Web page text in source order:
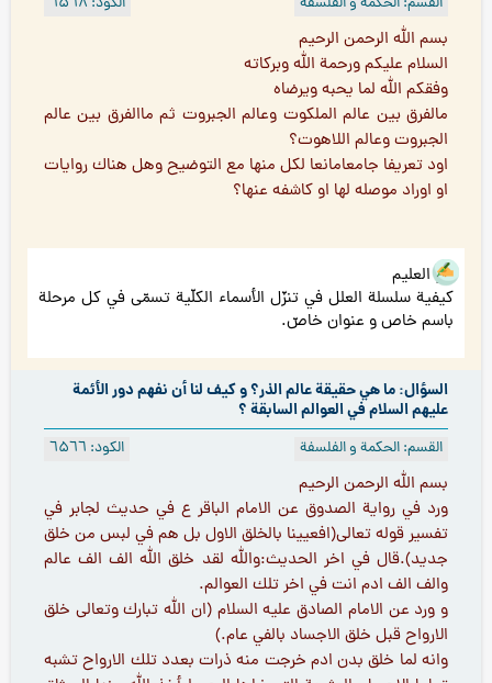
بسم الله الرحمن الرحيم
السلام عليكم ورحمة الله وبركاته
وفقكم الله لما يحبه ويرضاه
مالفرق بين عالم الملكوت وعالم الجبروت ثم ماالفرق بين عالم
الجبروت وعالم اللاهوت؟
اود تعريفا جامعامانعا لكل منها مع التوضيح وهل هناك روايات
او اوراد موصله لها او كاشفه عنها؟
هو العليم
كيفية سلسلة العلل في تنزّل الأسماء الكلّية تسمّى في كل مرحلة
باسم خاص و عنوان خاصّ.
السؤال: ما هي حقيقة عالم الذر؟ و كيف لنا أن نفهم دور الأئمة
عليهم السلام في العوالم السابقة ؟
الكود: ٦۵٦٦ القسم: الحكمة و الفلسفة
بسم الله الرحمن الرحيم
ورد في رواية الصدوق عن الامام الباقر ع في حديث لجابر في
تفسير قوله تعالى(افعيينا بالخلق الاول بل هم في لبس من خلق
جديد).قال في اخر الحديث:والله لقد خلق الله الف الف عالم
والف الف ادم انت في اخر تلك العوالم.
و ورد عن الامام الصادق عليه السلام (ان الله تبارك وتعالى خلق
الارواح قبل خلق الاجساد بالفي عام.)
وانه لما خلق بدن ادم خرجت منه ذرات بعدد تلك الارواح تشبه